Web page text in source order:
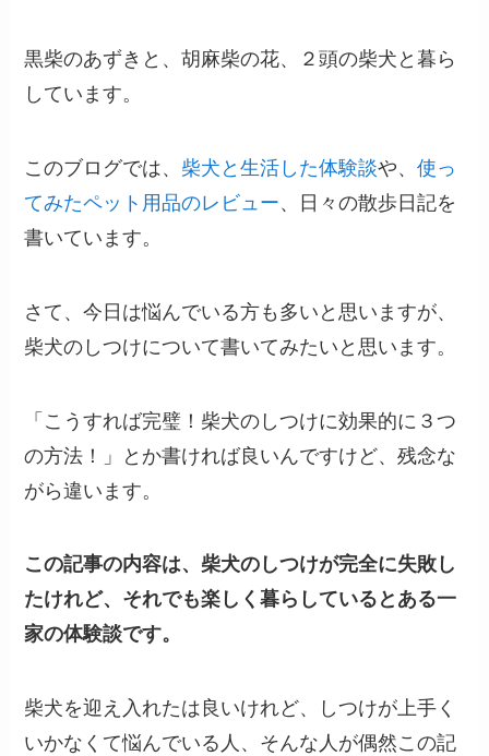
黒柴のあずきと、胡麻柴の花、２頭の柴犬と暮ら
しています。
このブログでは、 柴犬と生活した体験談や、使っ
てみたペット用品のレビュー、日々の散歩日記を
書いています。
さて、今日は悩んでいる方も多いと思いますが、
柴犬のしつけについて書いてみたいと思います。
「こうすれば完璧！柴犬のしつけに効果的に３つ
の方法！」とか書ければ良いんですけど、残念な
がら違います。
この記事の内容は、柴犬のしつけが完全に失敗し
たけれど、それでも楽しく暮らしているとある一
家の体験談です。
柴犬を迎え入れたは良いけれど、しつけが上手く
いかなくて悩んでいる人、そんな人が偶然この記